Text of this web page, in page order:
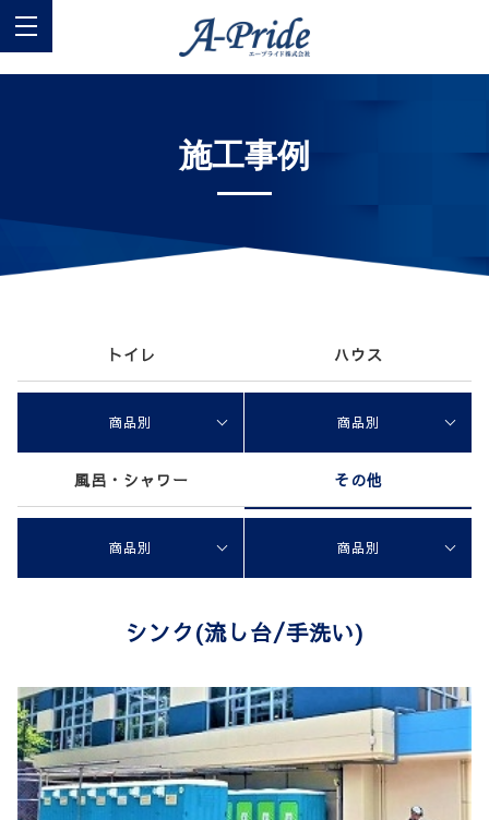
施工事例
トイレ ハウス
商品別 商品別
風呂・シャワー その他
商品別 商品別
シンク(流し台/手洗い)